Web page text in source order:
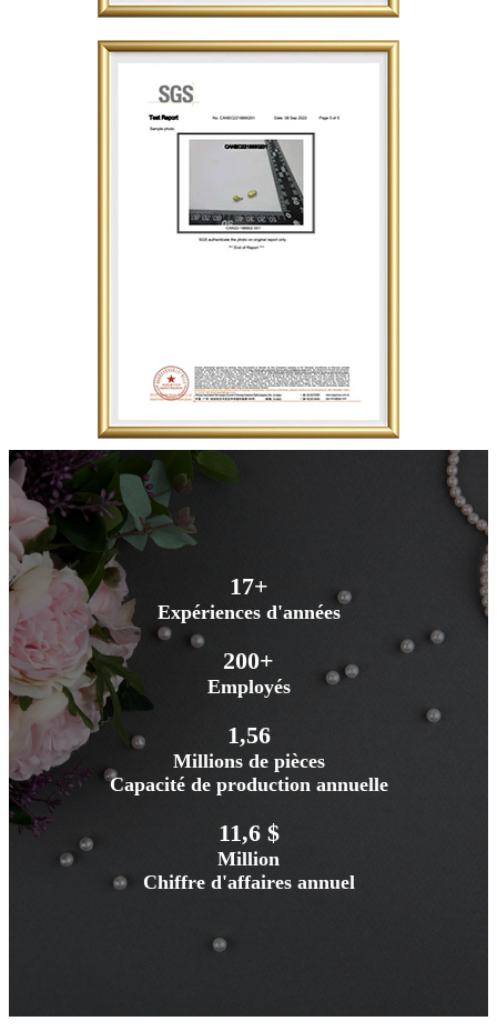
17+
Expériences d'années
200+
Employés
1,56
Millions de pièces
Capacité de production annuelle
11,6 $
Million
Chiffre d'affaires annuel